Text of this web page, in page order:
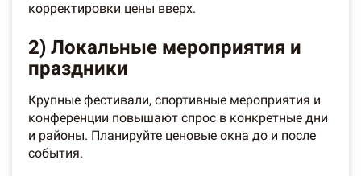
корректировки цены вверх.
2) Локальные мероприятия и
праздники
Крупные фестивали, спортивные мероприятия и
конференции повышают спрос в конкретные дни
и районы. Планируйте ценовые окна до и после
события.